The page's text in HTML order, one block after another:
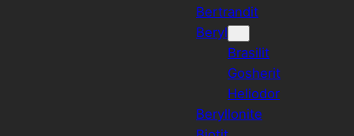
Bertrandit
Beryl
Brasilit
Gosherit
Heliodor
Beryllonite